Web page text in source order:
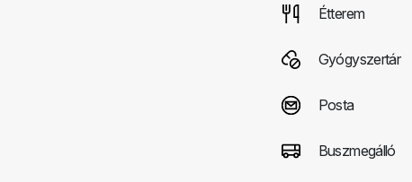
Étterem
Gyógyszertár
Posta
Buszmegálló